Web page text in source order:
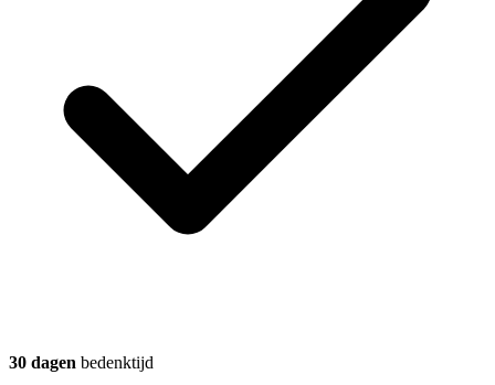
30 dagen bedenktijd